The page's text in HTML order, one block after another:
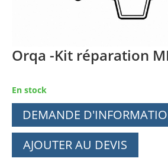
Orqa -Kit réparation
En stock
DEMANDE
AJOUTER AU DEVIS